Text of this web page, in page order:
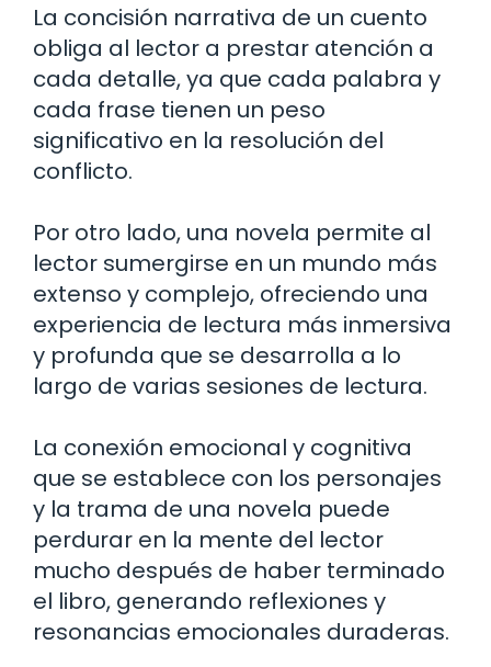
La concisión narrativa de un cuento
obliga al lector a prestar atención a
cada detalle, ya que cada palabra y
cada frase tienen un peso
significativo en la resolución del
conflicto.
Por otro lado, una novela permite al
lector sumergirse en un mundo más
extenso y complejo, ofreciendo una
experiencia de lectura más inmersiva
y profunda que se desarrolla a lo
largo de varias sesiones de lectura.
La conexión emocional y cognitiva
que se establece con los personajes
y la trama de una novela puede
perdurar en la mente del lector
mucho después de haber terminado
el libro, generando reflexiones y
resonancias emocionales duraderas.